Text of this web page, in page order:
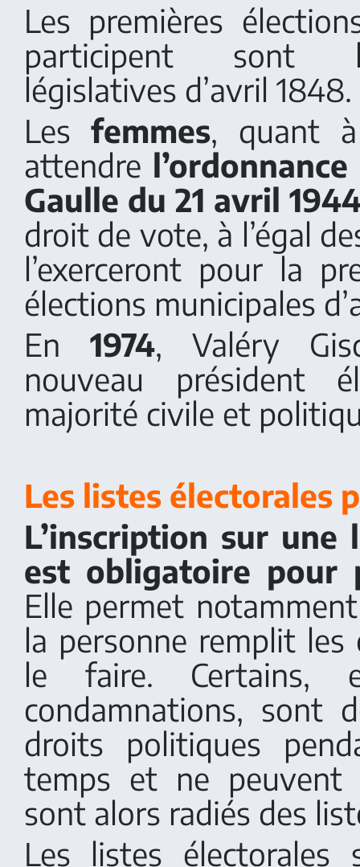
Les premières
participent sont
législatives d’avril 1848.
Lesfemmes, quant
attendre
Gaulle du 21 avril
droit de vote, à l’égal
l’exerceront pour la
élections municipales
En 1974, Valéry
nouveau président
majorité civile et
Les listes électorales
L’inscription sur une
est obligatoire pour
Elle permet
la personne remplit
le faire. Certains,
condamnations, sont
droits politiques
temps et ne peuvent
sont alors radiés des
Les listes électorales